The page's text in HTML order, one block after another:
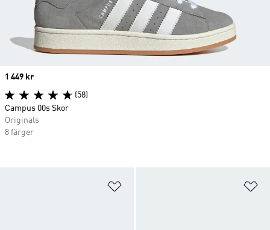
Price
1 449 kr
(58)
Campus 00s Skor
Originals
8 färger